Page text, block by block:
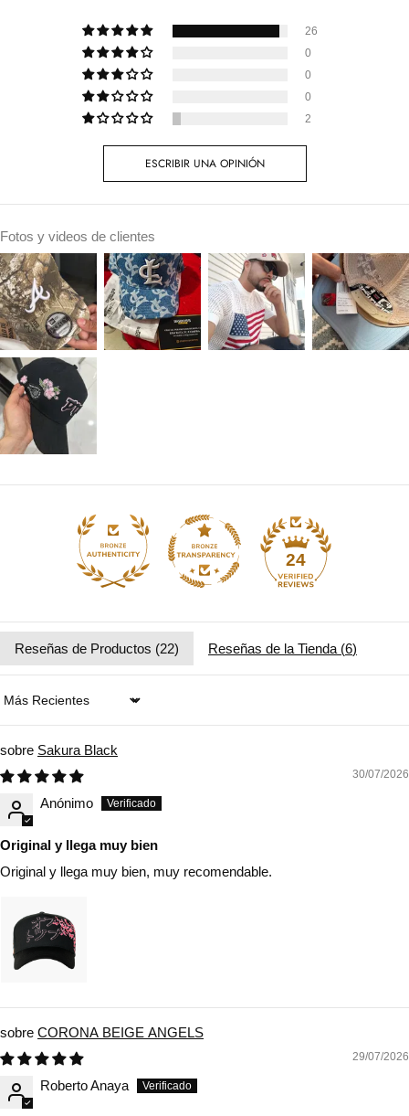
26
0
0
0
2
ESCRIBIR UNA OPINIÓN
Fotos y videos de clientes
24
Reseñas de Productos (22) Reseñas de la Tienda (6)
Sort by
Sakura Black
30/07/2026
Anónimo
Original y llega muy bien
Original y llega muy bien, muy recomendable.
CORONA BEIGE ANGELS
29/07/2026
Roberto Anaya